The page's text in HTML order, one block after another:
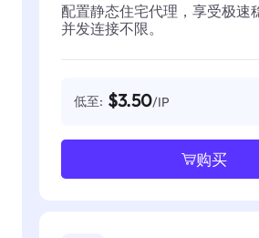
配置静态住宅代理，享受极速
并发连接不限。
低至: $3.50/IP
购买